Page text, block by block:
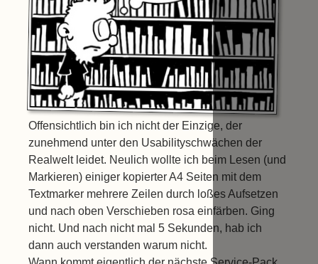
Offensichtlich bin ich nicht der Einzige, der
zunehmend unter den Usabilityschwächen der
Realwelt leidet. Neulich wollte ich beim Lesen (und
Markieren) einiger kopierter A4 Seiten mit dem
Textmarker mehrere Zeilen durch loßes Aufsetzen
und nach oben Verschieben rosa einfärben. Ging
nicht. Und nach nicht mal 5 Sekunden, hab ich
dann auch verstanden warum nicht.